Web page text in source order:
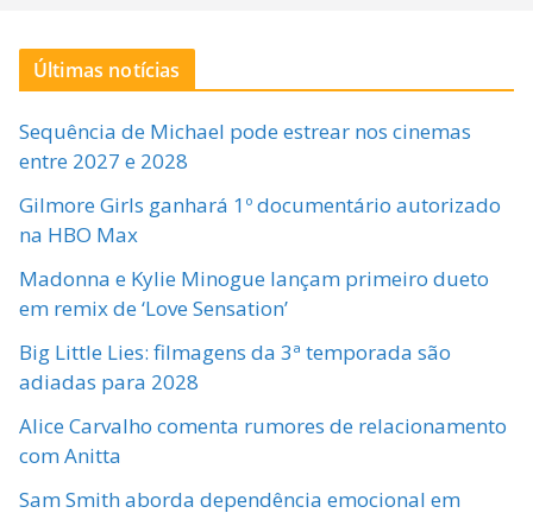
Últimas notícias
Sequência de Michael pode estrear nos cinemas
entre 2027 e 2028
Gilmore Girls ganhará 1º documentário autorizado
na HBO Max
Madonna e Kylie Minogue lançam primeiro dueto
em remix de ‘Love Sensation’
Big Little Lies: filmagens da 3ª temporada são
adiadas para 2028
Alice Carvalho comenta rumores de relacionamento
com Anitta
Sam Smith aborda dependência emocional em